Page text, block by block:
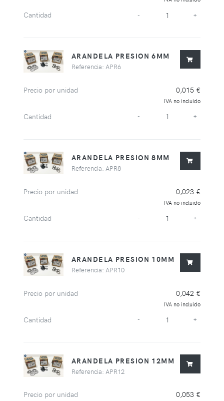
Cantidad - +
ARANDELA PRESION 6MM
Referencia: APR6
Precio por unidad 0,015 €
IVA no incluido
Cantidad - +
ARANDELA PRESION 8MM
Referencia: APR8
Precio por unidad 0,023 €
IVA no incluido
Cantidad - +
ARANDELA PRESION 10MM
Referencia: APR10
Precio por unidad 0,042 €
IVA no incluido
Cantidad - +
ARANDELA PRESION 12MM
Referencia: APR12
Precio por unidad 0,053 €